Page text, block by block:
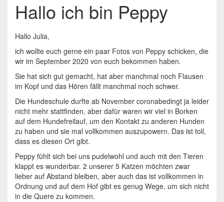
Hallo ich bin Peppy
Hallo Julia,
ich wollte euch gerne ein paar Fotos von Peppy schicken, die
wir im September 2020 von euch bekommen haben.
Sie hat sich gut gemacht, hat aber manchmal noch Flausen
im Kopf und das Hören fällt manchmal noch schwer.
Die Hundeschule durfte ab November coronabedingt ja leider
nicht mehr stattfinden, aber dafür waren wir viel in Borken
auf dem Hundefreilauf, um den Kontakt zu anderen Hunden
zu haben und sie mal vollkommen auszupowern. Das ist toll,
dass es diesen Ort gibt.
Peppy fühlt sich bei uns pudelwohl und auch mit den Tieren
klappt es wunderbar. 2 unserer 5 Katzen möchten zwar
lieber auf Abstand bleiben, aber auch das ist vollkommen in
Ordnung und auf dem Hof gibt es genug Wege, um sich nicht
in die Quere zu kommen.